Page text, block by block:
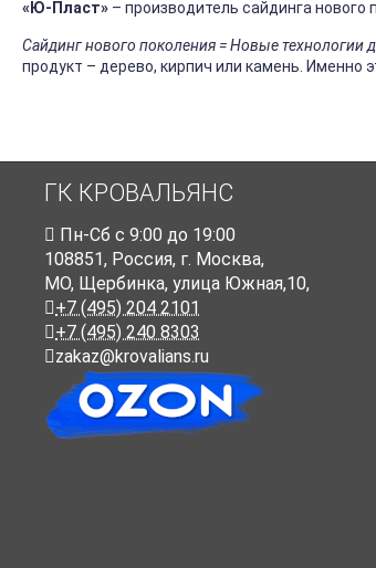
«Ю-Пласт» – производитель сайдинга нового
Сайдинг нового поколения = Новые
продукт – дерево, кирпич или камень. Именно
ГК КРОВАЛЬЯНС
Пн-Cб с 9:00 до 19:00
108851, Россия, г. Москва,
МО, Щербинка, улица Южная,10,
+7 (495) 204 2101
+7 (495) 240 8303
zakaz@krovalians.ru